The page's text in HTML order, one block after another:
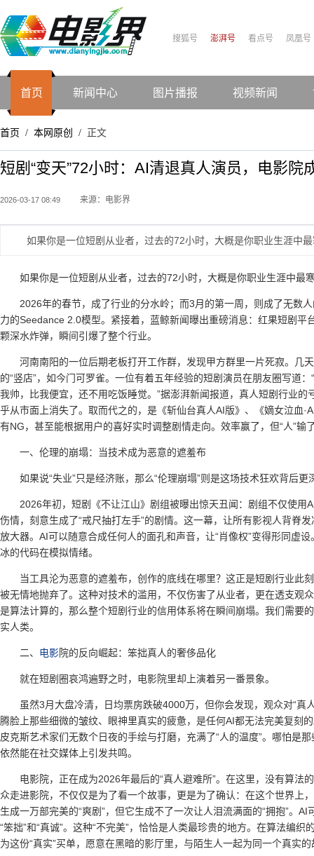
搜狐号 澎湃号 看点号 凤凰号
首页 新闻中心 图片播报 视频新闻
首页 / 本网原创 / 正文
短剧“变天”72小时：AI清退真人演员，电影院
2026-03-17 08:49 来源：电影界
如果你是一位短剧从业者，过去的72小时，大概是你职业生涯中
如果你是一位短剧从业者，过去的72小时，大概是你职业生涯中最
2026年的春节，成了行业的分水岭；而3月的第一周，则成了无数
力的Seedance 2.0模型。紧接着，蓝鲸新闻曝出重磅消息：红果短剧
颗深水炸弹，瞬间引爆了整个行业。
河南南阳的一位后期老板打开工作群，发现甲方群里一片死寂。几
的“竖店”，如今门可罗雀。一位有着五年经验的短剧演员在朋友圈写道
我帅，比我便宜，还不用吃饭睡觉。”据澎湃新闻报道，真人短剧行业
乎从市面上消失了。取而代之的，是《斩仙台真人AI版》、《嫡女泣血
有NG，甚至能根据用户的喜好实时调整剧情走向。效率赢了，但“人”输
一、伦理的崩塌：当技术成为恶意的遮羞布
如果说“失业”只是经济账，那么“伦理崩塌”则是这场技术狂欢背后更
2026年初，短剧《不让江山》剧组被曝出惊天丑闻：剧组不仅使
伤情，刻意生成了“戒尺抽打左手”的剧情。这一幕，让所有影视人背脊
放大器。AI可以随意合成任何人的面孔和声音，让“肖像权”变得形同虚
冰的代码在模拟情绪。
当工具沦为恶意的遮羞布，创作的底线在哪里？这正是短剧行业此
被无情地抛弃了。这种对技术的滥用，不仅伤害了从业者，更在透支观
是算法计算的，那么整个短剧行业的信用体系将在瞬间崩塌。我们需要
实人类。
二、 电影院的反向崛起：笨拙真人的奢侈品化
就在短剧圈哀鸿遍野之时，电影院里却上演着另一番景象。
虽然3月大盘冷清，日均票房跌破4000万，但你会发现，观众对“
腾脸上那些细微的皱纹、眼神里真实的疲惫，是任何AI都无法完美复刻
皮克斯艺术家们无数个日夜的手绘与打磨，充满了“人的温度”。哪怕是
依然能在社交媒体上引发共鸣。
电影院，正在成为2026年最后的“真人避难所”。在这里，没有算
众走进影院，不仅仅是为了看一个故事，更是为了确认：在这个世界上
生成一万部完美的“爽剧”，但它生成不了一次让人泪流满面的“拥抱”。
“笨拙”和“真诚”。这种“不完美”，恰恰是人类最珍贵的地方。在算法编
为这份“真实”买单，愿意在黑暗的影厅里，与陌生人一起为同一个真实